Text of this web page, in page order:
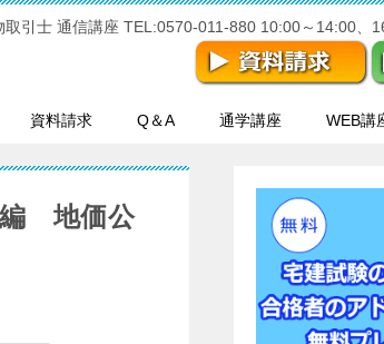
取引士 通信講座 TEL:0570-011-880 10:00～14:00、
資料請求 Q＆A 通学講座 WEB講
編 地価公